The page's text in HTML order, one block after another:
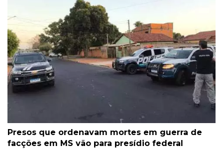
Presos que ordenavam mortes em guerra de
facções em MS vão para presídio federal